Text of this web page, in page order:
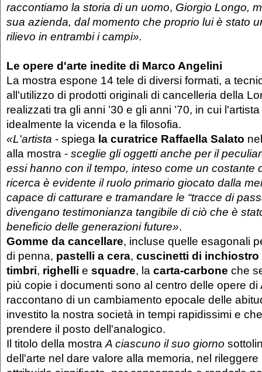
raccontiamo la storia di un uomo, Giorgio Longo,
sua azienda, dal momento che proprio lui è stato
rilievo in entrambi i campi».
Le opere d'arte inedite di Marco Angelini
La mostra espone 14 tele di diversi formati, a
all'utilizzo di prodotti originali di cancelleria della
realizzati tra gli anni ’30 e gli anni ’70, in cui
idealmente la vicenda e la filosofia.
«L'artista - spiega la curatrice Raffaella Salato
alla mostra - sceglie gli oggetti anche per il
essi hanno con il tempo, inteso come un costante
ricerca è evidente il ruolo primario giocato dalla
capace di catturare e tramandare le “tracce di
divengano testimonianza tangibile di ciò che è
beneficio delle generazioni future».
Gomme da cancellare, incluse quelle esagonali
di penna, pastelli a cera, cuscinetti di inchiostro
timbri, righelli e squadre, la carta-carbone che
più copie i documenti sono al centro delle opere di
raccontano di un cambiamento epocale delle
investito la nostra società in tempi rapidissimi e
prendere il posto dell'analogico.
Il titolo della mostra A ciascuno il suo giorno
dell'arte nel dare valore alla memoria, nel rileggere